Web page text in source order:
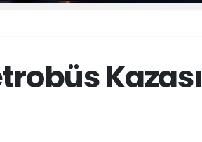
Kazası